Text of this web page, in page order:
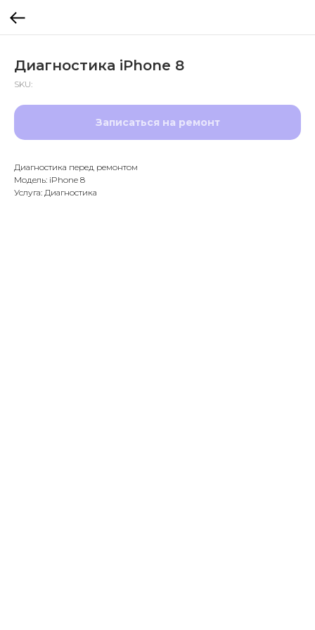
Диагностика iPhone 8
SKU:
Записаться на ремонт
Диагностика перед ремонтом
Модель: iPhone 8
Услуга: Диагностика